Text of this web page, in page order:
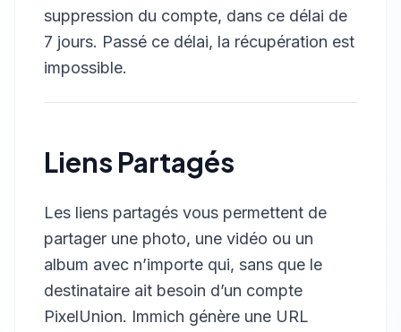
suppression du compte, dans ce délai de
7 jours. Passé ce délai, la récupération est
impossible.
Liens Partagés
Les liens partagés vous permettent de
partager une photo, une vidéo ou un
album avec n’importe qui, sans que le
destinataire ait besoin d’un compte
PixelUnion. Immich génère une URL